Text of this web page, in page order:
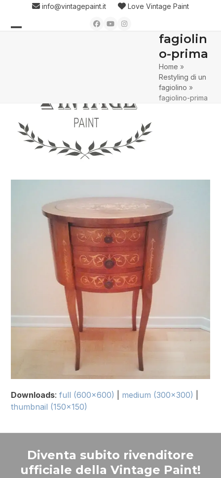
content
info@vintagepaint.it Love Vintage Paint
Facebook
YouTubeInstagram
fagiolin
o-prima
Home »
Restyling di un
fagiolino »
fagiolino-prima
Downloads:full (600x600) medium (300x300)
thumbnail (150x150)
Diventa subito rivenditore
ufficiale della Vintage Paint!